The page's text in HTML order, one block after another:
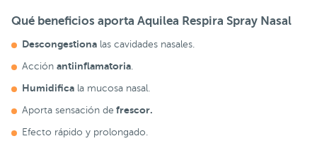
Qué beneficios aporta Aquilea Respira Spray Nasal
Descongestiona las cavidades nasales.
Acción antiinflamatoria.
Humidifica la mucosa nasal.
Aporta sensación de frescor.
Efecto rápido y prolongado.